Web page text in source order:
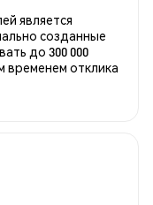
является
созданные
до 300 000
временем отклика